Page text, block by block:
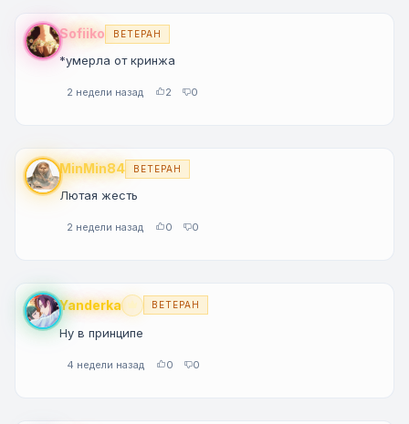
Sofiiko ВЕТЕРАН
*умерла от кринжа
2 недели назад 2 0
MinMin84 ВЕТЕРАН
Лютая жесть
2 недели назад 0 0
Yanderka
Premium
ВЕТЕРАН
Ну в принципе
4 недели назад 0 0